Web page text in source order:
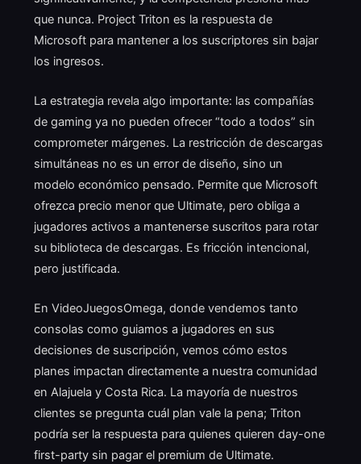
que nunca. Project Triton es la respuesta de
Microsoft para mantener a los suscriptores sin bajar
los ingresos.
La estrategia revela algo importante: las compañías
de gaming ya no pueden ofrecer “todo a todos” sin
comprometer márgenes. La restricción de descargas
simultáneas no es un error de diseño, sino un
modelo económico pensado. Permite que Microsoft
ofrezca precio menor que Ultimate, pero obliga a
jugadores activos a mantenerse suscritos para rotar
su biblioteca de descargas. Es fricción intencional,
pero justificada.
En VideoJuegosOmega, donde vendemos tanto
consolas como guiamos a jugadores en sus
decisiones de suscripción, vemos cómo estos
planes impactan directamente a nuestra comunidad
en Alajuela y Costa Rica. La mayoría de nuestros
clientes se pregunta cuál plan vale la pena; Triton
podría ser la respuesta para quienes quieren day-one
first-party sin pagar el premium de Ultimate.